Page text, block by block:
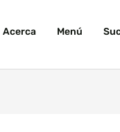
Acerca Menú